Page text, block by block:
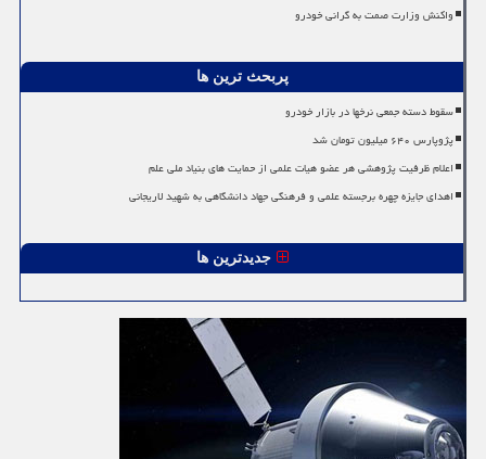
واکنش وزارت صمت به گرانی خودرو
پربحث ترین ها
سقوط دسته جمعی نرخها در بازار خودرو
پژوپارس ۶۴۰ میلیون تومان شد
اعلام ظرفیت پژوهشی هر عضو هیات علمی از حمایت های بنیاد ملی علم
اهدای جایزه چهره برجسته علمی و فرهنگی جهاد دانشگاهی به شهید لاریجانی
جدیدترین ها